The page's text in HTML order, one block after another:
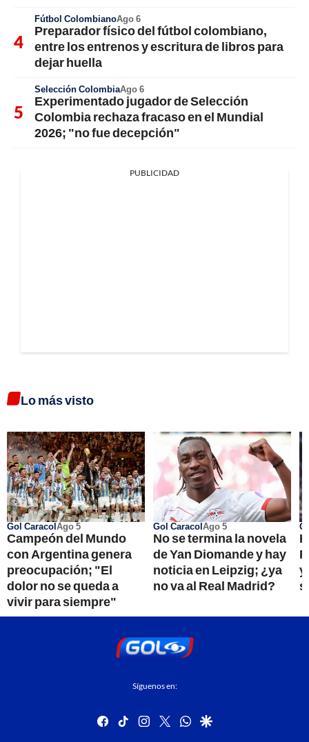
Fútbol ColombianoAgo 6
Preparador físico del fútbol colombiano,
entre los entrenos y escritura de libros para
dejar huella
Selección ColombiaAgo 6
Experimentado jugador de Selección
Colombia rechaza fracaso en el Mundial
2026; "no fue decepción"
PUBLICIDAD
Lo más visto
Gol CaracolAgo 5
Campeón del Mundo
con Argentina genera
preocupación; "El
dolor no se queda a
vivir para siempre"
Gol CaracolAgo 5
No se termina la novela
de Yan Diomande y hay
noticia en Leipzig; ¿ya
no va al Real Madrid?
y
Síguenos en:
facebook
tiktok instagram
twitterwhatsapp
google